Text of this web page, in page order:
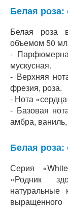
Белая
Белая роза
объемом 50
-
мускусная.
- Верхняя
фрезия, роза.
- Нота
- Базовая
амбра, ваниль,
Белая роза:
Серия
«Родник
натуральные
выращенного